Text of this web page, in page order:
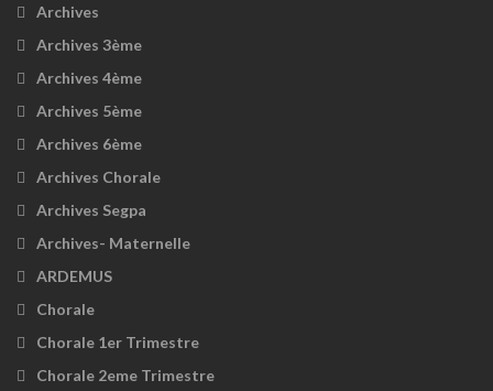
Archives
Archives 3ème
Archives 4ème
Archives 5ème
Archives 6ème
Archives Chorale
Archives Segpa
Archives- Maternelle
ARDEMUS
Chorale
Chorale 1er Trimestre
Chorale 2eme Trimestre